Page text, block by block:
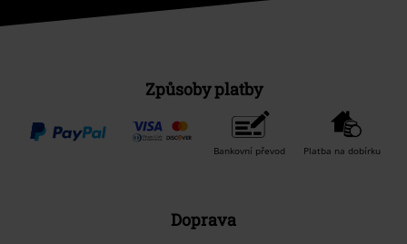
Způsoby platby
Bankovní převod Platba na dobírku
Doprava